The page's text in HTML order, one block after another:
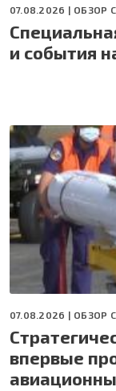
07.08.2026 | ОБЗОР
и события
07.08.2026 | ОБЗОР
впервые